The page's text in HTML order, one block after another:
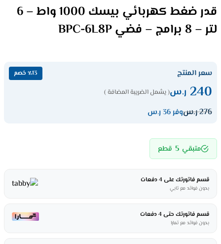
قدر ضغط كهربائي بيسك 1000 واط – 6
لتر – 8 برامج – فضي BPC-6L8P
سعر المنتج ٪13 خصم
240 ر.س( يشمل الضريبة المضافة )
276ر.سوفر 36 ر.س
متبقي 5 قطع
قسم فاتورتك على 4 دفعات
بدون فوائد مع تابي
قسم فاتورتك حتى 4 دفعات
بدون فوائد مع تمارا